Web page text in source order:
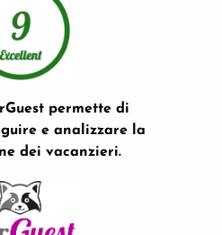
permette di
e analizzare la
dei vacanzieri.